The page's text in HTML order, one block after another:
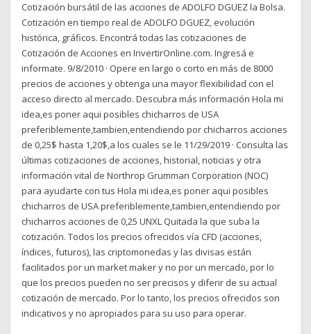
Cotización bursátil de las acciones de ADOLFO DGUEZ la Bolsa.
Cotización en tiempo real de ADOLFO DGUEZ, evolución
histórica, gráficos. Encontrá todas las cotizaciones de
Cotización de Acciones en InvertirOnline.com. Ingresá e
informate. 9/8/2010 · Opere en largo o corto en más de 8000
precios de acciones y obtenga una mayor flexibilidad con el
acceso directo al mercado. Descubra más información Hola mi
idea,es poner aqui posibles chicharros de USA
preferiblemente,tambien,entendiendo por chicharros acciones
de 0,25$ hasta 1,20$,a los cuales se le 11/29/2019 · Consulta las
últimas cotizaciones de acciones, historial, noticias y otra
información vital de Northrop Grumman Corporation (NOC)
para ayudarte con tus Hola mi idea,es poner aqui posibles
chicharros de USA preferiblemente,tambien,entendiendo por
chicharros acciones de 0,25 UNXL Quitada la que suba la
cotización. Todos los precios ofrecidos vía CFD (acciones,
índices, futuros), las criptomonedas y las divisas están
facilitados por un market maker y no por un mercado, por lo
que los precios pueden no ser precisos y diferir de su actual
cotización de mercado. Por lo tanto, los precios ofrecidos son
indicativos y no apropiados para su uso para operar.